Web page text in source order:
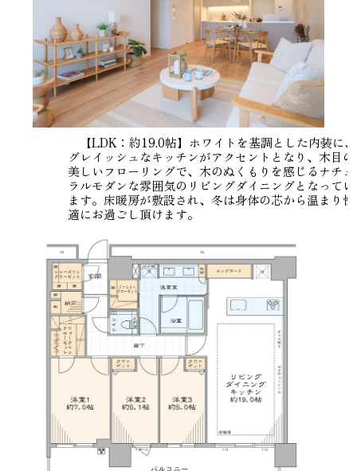
【LDK：約19.0帖】ホワイトを基調とした内装に、
グレイッシュなキッチンがアクセントとなり、木目の
美しいフローリングで、木のぬくもりを感じるナチュ
ラルモダンな雰囲気のリビングダイニングとなってい
ます。床暖房が敷設され、冬は身体の芯から温まり快
適にお過ごし頂けます。